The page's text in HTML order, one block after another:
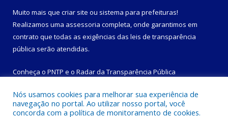
Muito mais que criar site ou sistema para prefeituras!
Realizamos uma assessoria completa, onde garantimos em
contrato que todas as exigências das leis de transparência
pública serão atendidas.
Conheça o PNTP e o Radar da Transparência Pública
Nós usamos cookies para melhorar sua experiência de
navegação no portal. Ao utilizar nosso portal, você
concorda com a política de monitoramento de cookies.